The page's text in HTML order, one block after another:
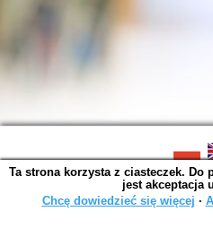
SOWA OPAC v.
Wygenerowano
Ta strona korzysta z ciasteczek. Do
jest akceptacja
Chcę dowiedzieć się więcej ∙